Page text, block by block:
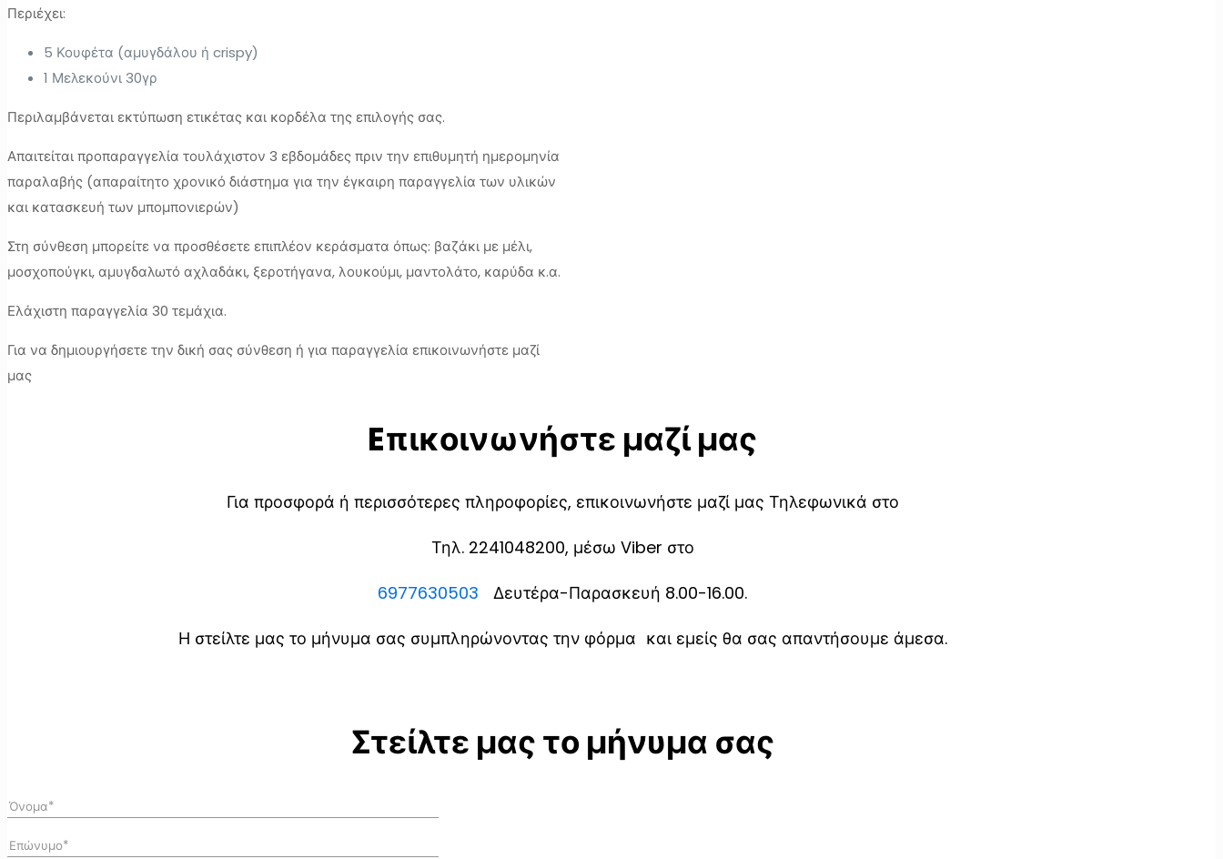
Περιέχει:
5 Κουφέτα (αμυγδάλου ή crispy)
1 Μελεκούνι 30γρ
Περιλαμβάνεται εκτύπωση ετικέτας και κορδέλα της επιλογής σας.
Απαιτείται προπαραγγελία τουλάχιστον 3 εβδομάδες πριν την επιθυμητή ημερομηνία
παραλαβής (απαραίτητο χρονικό διάστημα για την έγκαιρη παραγγελία των υλικών
και κατασκευή των μπομπονιερών)
Στη σύνθεση μπορείτε να προσθέσετε επιπλέον κεράσματα όπως: βαζάκι με μέλι,
μοσχοπούγκι, αμυγδαλωτό αχλαδάκι, ξεροτήγανα, λουκούμι, μαντολάτο, καρύδα κ.α.
Ελάχιστη παραγγελία 30 τεμάχια.
Για να δημιουργήσετε την δική σας σύνθεση ή για παραγγελία επικοινωνήστε μαζί
μας
Eπικοινωνήστε μαζί μας
Για προσφορά ή περισσότερες πληροφορίες, επικοινωνήστε μαζί μας Τηλεφωνικά στο
Τηλ. 2241048200, μέσω Viber στο
6977630503 Δευτέρα-Παρασκευή 8.00-16.00.
Η στείλτε μας το μήνυμα σας συμπληρώνοντας την φόρμα και εμείς θα σας απαντήσουμε άμεσα.
Στείλτε μας το μήνυμα σας